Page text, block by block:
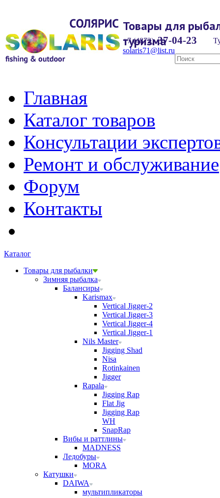
Товары для
туризма
+7 (4872) 37-04-23
solaris71@list.ru
Главная
Каталог товаров
Консультации
Ремонт и обслуживание
Форум
Контакты
Каталог
Товары для рыбалки
Зимняя рыбалка
Балансиры
Karismax
Vertical Jigger-2
Vertical Jigger-3
Vertical Jigger-4
Vertical Jigger-1
Nils Master
Jigging Shad
Nisa
Rotinkainen
Jigger
Rapala
Jigging Rap
Flat Jig
Jigging Rap
WH
SnapRap
Вибы и раттлины
MADNESS
Ледобуры
MORA
Катушки
DAIWA
мультипликаторы